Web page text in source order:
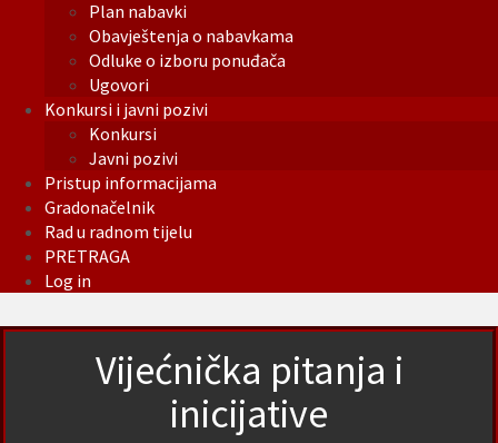
Plan nabavki
Obavještenja o nabavkama
Odluke o izboru ponuđača
Ugovori
Konkursi i javni pozivi
Konkursi
Javni pozivi
Pristup informacijama
Gradonačelnik
Rad u radnom tijelu
PRETRAGA
Log in
Vijećnička pitanja i
inicijative